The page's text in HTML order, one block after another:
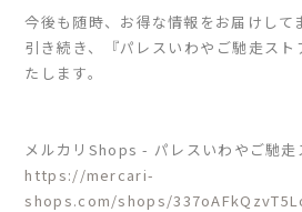
今後も随時、お得な情報をお届けして
引き続き、『パレスいわやご馳走ス
たします。
メルカリShops - パレスいわやご馳
https://mercari-
shops.com/shops/